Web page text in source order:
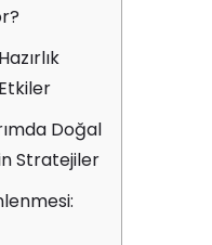
Doğal
Stratejiler